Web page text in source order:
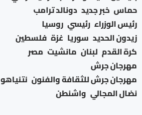
حماس خبر جديد دونالد ترامب
رئيس الوزراء رئيسي روسيا
زيدون الحديد سوريا غزة فلسطين
كرة القدم لبنان مانشيت مصر
مهرجان جرش
مهرجان جرش للثقافة والفنون نتنياهو
نضال المجالي واشنطن